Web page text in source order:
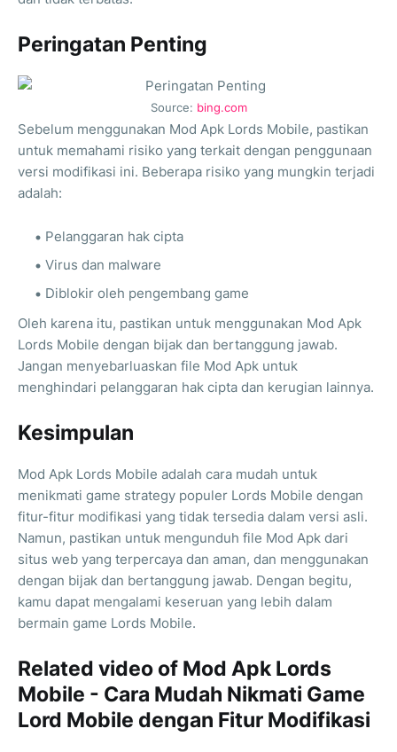
Peringatan Penting
Source: bing.com
Sebelum menggunakan Mod Apk Lords Mobile, pastikan
untuk memahami risiko yang terkait dengan penggunaan
versi modifikasi ini. Beberapa risiko yang mungkin terjadi
adalah:
Pelanggaran hak cipta
Virus dan malware
Diblokir oleh pengembang game
Oleh karena itu, pastikan untuk menggunakan Mod Apk
Lords Mobile dengan bijak dan bertanggung jawab.
Jangan menyebarluaskan file Mod Apk untuk
menghindari pelanggaran hak cipta dan kerugian lainnya.
Kesimpulan
Mod Apk Lords Mobile adalah cara mudah untuk
menikmati game strategy populer Lords Mobile dengan
fitur-fitur modifikasi yang tidak tersedia dalam versi asli.
Namun, pastikan untuk mengunduh file Mod Apk dari
situs web yang terpercaya dan aman, dan menggunakan
dengan bijak dan bertanggung jawab. Dengan begitu,
kamu dapat mengalami keseruan yang lebih dalam
bermain game Lords Mobile.
Related video of Mod Apk Lords
Mobile - Cara Mudah Nikmati Game
Lord Mobile dengan Fitur Modifikasi